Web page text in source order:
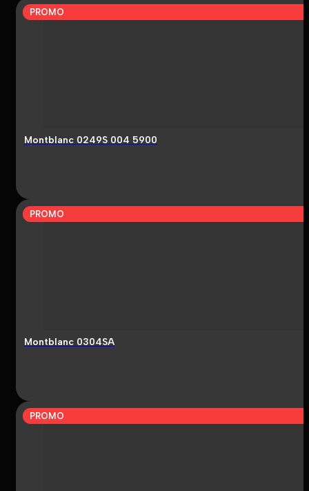
PROMO
Montblanc 0249S 004 5900
PROMO
Montblanc 0304SA
PROMO